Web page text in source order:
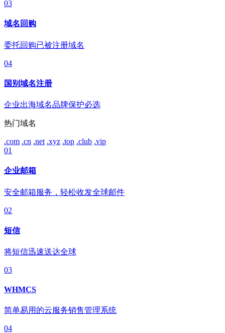
03
域名回购
委托回购已被注册域名
04
国别域名注册
企业出海域名品牌保护必选
热门域名
.com .cn .net .xyz .top .club .vip
01
企业邮箱
安全邮箱服务，轻松收发全球邮件
02
短信
将短信迅速送达全球
03
WHMCS
简单易用的云服务销售管理系统
04